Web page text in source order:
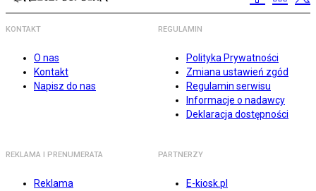
KONTAKT
O nas
Kontakt
Napisz do nas
REGULAMIN
Polityka Prywatności
Zmiana ustawień zgód
Regulamin serwisu
Informacje o nadawcy
Deklaracja dostępności
REKLAMA I PRENUMERATA
Reklama
PARTNERZY
E-kiosk.pl